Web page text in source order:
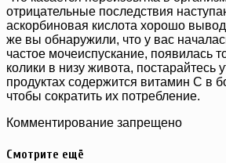
отрицательные последствия
аскорбиновая кислота хорошо
же вы обнаружили, что у вас
частое мочеиспускание, появилась
колики в низу живота, постарайтесь
продуктах содержится витамин С в
чтобы сократить их потребление.
Комментирование запрещено
Смотрите ещё